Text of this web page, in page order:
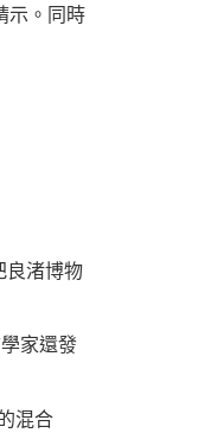
示。同時
良渚博物
家還發
混合